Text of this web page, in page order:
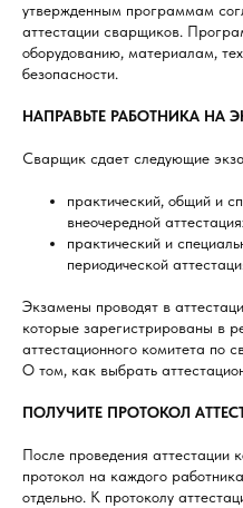
утвержденным программам
аттестации сварщиков.
оборудованию, материалам,
безопасности.
НАПРАВЬТЕ РАБОТНИКА НА
Сварщик сдает следующие
практический, общий и
внеочередной
практический и
периодической
Экзамены проводят в
которые зарегистрированы в
аттестационного комитета по
О том, как выбрать
ПОЛУЧИТЕ ПРОТОКОЛ
После проведения аттестации
протокол на каждого
отдельно. К протоколу